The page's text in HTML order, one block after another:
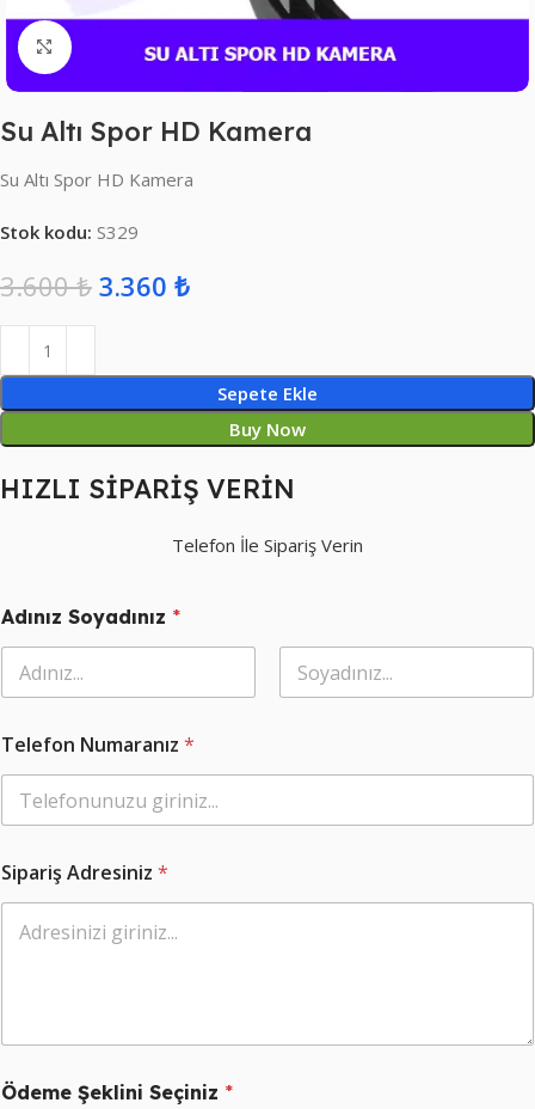
Click to enlarge
Su Altı Spor HD Kamera
Su Altı Spor HD Kamera
Stok kodu: S329
3.600₺ 3.360 ₺
Sepete Ekle
Buy Now
HIZLI SİPARİŞ VERİN
Telefon İle Sipariş Verin
u
m
r
n
z
d
e
Adınız Soyadınız *
Telefon Numaranız *
Sipariş Adresiniz *
Ödeme Şeklini Seçiniz *